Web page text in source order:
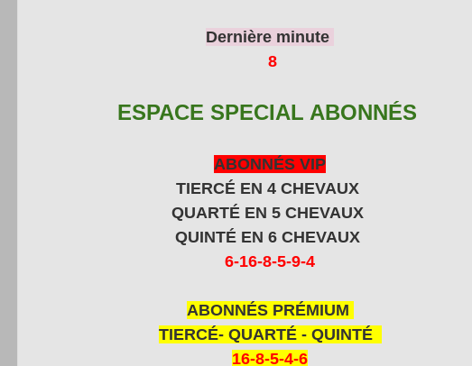
Dernière minute
8
ESPACE SPECIAL ABONNÉS
ABONNÉS VIP
TIERCÉ EN 4 CHEVAUX
QUARTÉ EN 5 CHEVAUX
QUINTÉ EN 6 CHEVAUX
6-16-8-5-9-4
ABONNÉS PRÉMIUM
TIERCÉ- QUARTÉ - QUINTÉ
16-8-5-4-6